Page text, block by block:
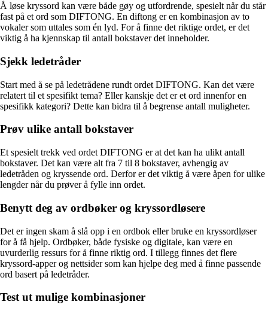
Å løse kryssord kan være både gøy og utfordrende, spesielt når du står
fast på et ord som DIFTONG. En diftong er en kombinasjon av to
vokaler som uttales som én lyd. For å finne det riktige ordet, er det
viktig å ha kjennskap til antall bokstaver det inneholder.
Sjekk ledetråder
Start med å se på ledetrådene rundt ordet DIFTONG. Kan det være
relatert til et spesifikt tema? Eller kanskje det er et ord innenfor en
spesifikk kategori? Dette kan bidra til å begrense antall muligheter.
Prøv ulike antall bokstaver
Et spesielt trekk ved ordet DIFTONG er at det kan ha ulikt antall
bokstaver. Det kan være alt fra 7 til 8 bokstaver, avhengig av
ledetråden og kryssende ord. Derfor er det viktig å være åpen for ulike
lengder når du prøver å fylle inn ordet.
Benytt deg av ordbøker og kryssordløsere
Det er ingen skam å slå opp i en ordbok eller bruke en kryssordløser
for å få hjelp. Ordbøker, både fysiske og digitale, kan være en
uvurderlig ressurs for å finne riktig ord. I tillegg finnes det flere
kryssord-apper og nettsider som kan hjelpe deg med å finne passende
ord basert på ledetråder.
Test ut mulige kombinasjoner